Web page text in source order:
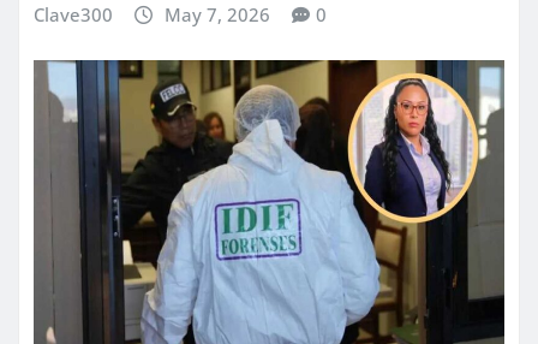
Clave300 May 7, 2026 0